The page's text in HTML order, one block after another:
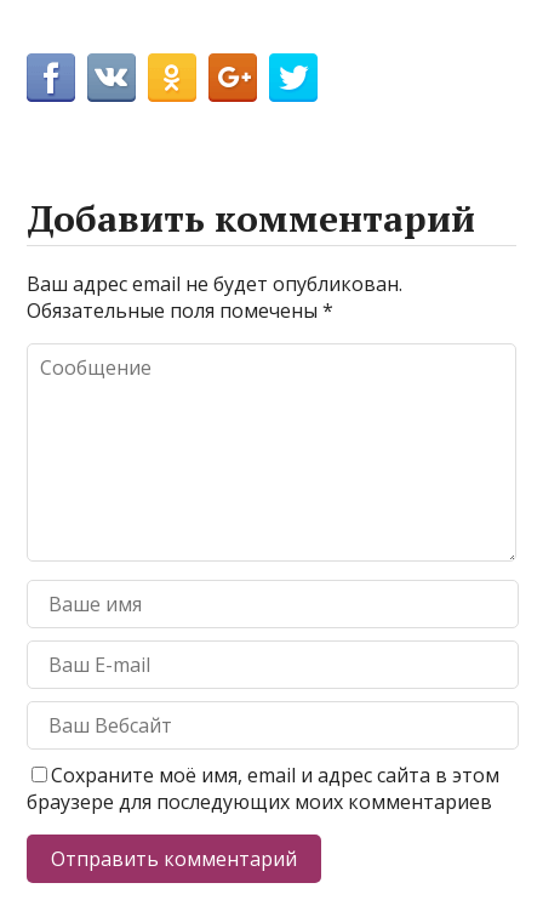
Добавить комментарий
Ваш адрес email не будет опубликован.
Обязательные поля помечены*
Сохраните моё имя, email и адрес сайта в этом
браузере для последующих моих комментариев